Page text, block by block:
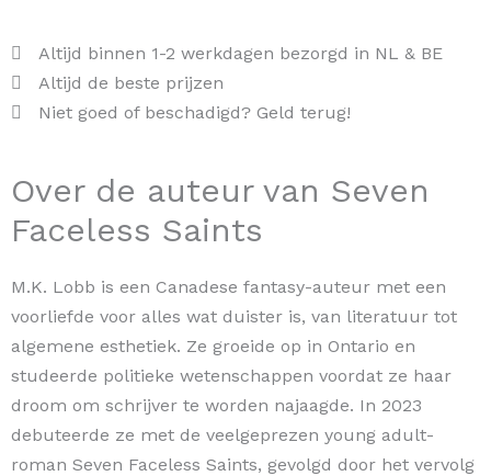
Altijd binnen 1-2 werkdagen bezorgd in NL & BE
Altijd de beste prijzen
Niet goed of beschadigd? Geld terug!
Over de auteur van Seven
Faceless Saints
M.K. Lobb is een Canadese fantasy-auteur met een
voorliefde voor alles wat duister is, van literatuur tot
algemene esthetiek. Ze groeide op in Ontario en
studeerde politieke wetenschappen voordat ze haar
droom om schrijver te worden najaagde. In 2023
debuteerde ze met de veelgeprezen young adult-
roman Seven Faceless Saints, gevolgd door het vervolg